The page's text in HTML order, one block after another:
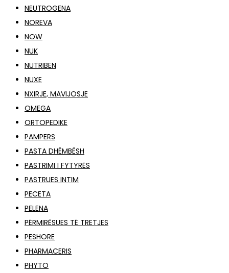
NEUTROGENA
NOREVA
NOW
NUK
NUTRIBEN
NUXE
NXIRJE, MAVIJOSJE
OMEGA
ORTOPEDIKE
PAMPERS
PASTA DHËMBËSH
PASTRIMI I FYTYRËS
PASTRUES INTIM
PECETA
PELENA
PËRMIRËSUES TË TRETJES
PESHORE
PHARMACERIS
PHYTO